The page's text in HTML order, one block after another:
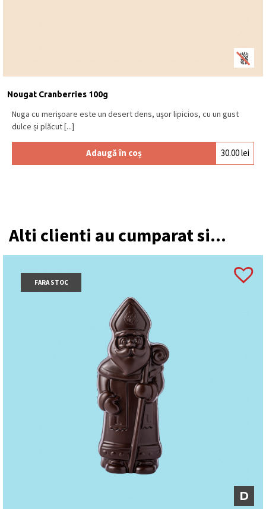
Nougat Cranberries 100g
Nuga cu merișoare este un desert dens, ușor lipicios, cu un gust
dulce și plăcut [...]
Adaugă în coș 30.00lei
Alti clienti au cumparat si...
FARA STOC
D